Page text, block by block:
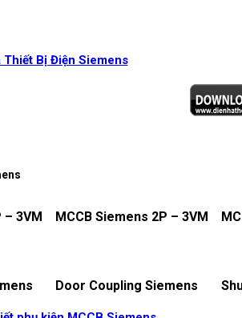
Thiết Bị Điện Siemens
– 3VM MCCB Siemens 2P – 3VM
Door Coupling Siemens